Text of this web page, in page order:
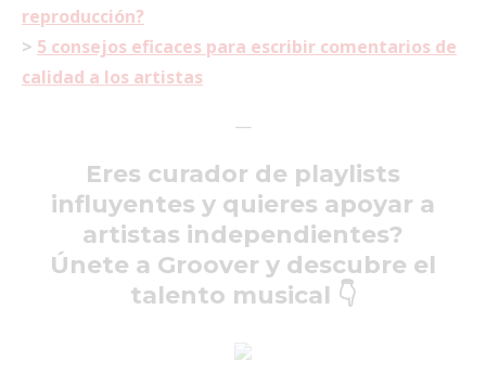
reproducción?
> 5 consejos eficaces para escribir comentarios de
calidad a los artistas
—
Eres curador de playlists
influyentes y quieres apoyar a
artistas independientes?
Únete a Groover y descubre el
talento musical 👇